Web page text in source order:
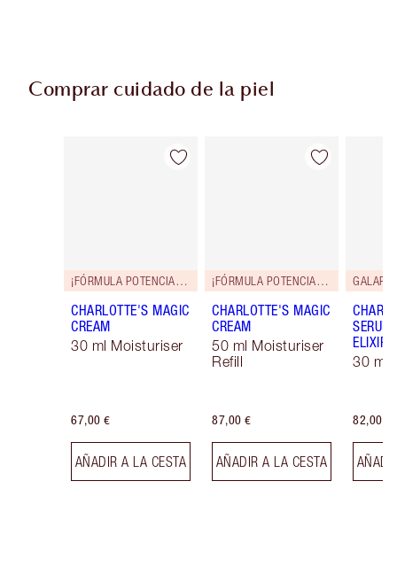
Comprar cuidado de la piel
Artículo 1 de 114
¡FÓRMULA POTENCIADA!
CHARLOTTE'S MAGIC
CREAM
30 ml Moisturiser
67,00 €
AÑADIR A LA CESTA
Artículo 2 de 114
¡FÓRMULA POTENCIADA!
CHARLOTTE'S MAGIC
CREAM
50 ml Moisturiser
Refill
87,00 €
AÑADIR A LA CESTA
SERUM
ELIXIR
30 ml
82,00 €